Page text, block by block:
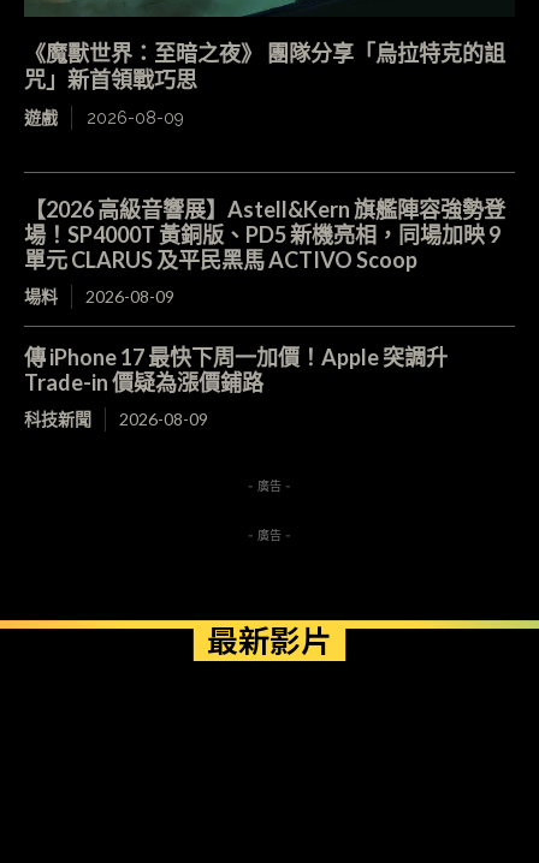
《魔獸世界：至暗之夜》 團隊分享「烏拉特克的詛
咒」新首領戰巧思
遊戲 2026-08-09
【2026 高級音響展】Astell&Kern 旗艦陣容強勢登
場！SP4000T 黃銅版、PD5 新機亮相，同場加映 9
單元 CLARUS 及平民黑馬 ACTIVO Scoop
場料 2026-08-09
傳 iPhone 17 最快下周一加價！Apple 突調升
Trade-in 價疑為漲價鋪路
科技新聞 2026-08-09
- 廣告 -
- 廣告 -
最新影片